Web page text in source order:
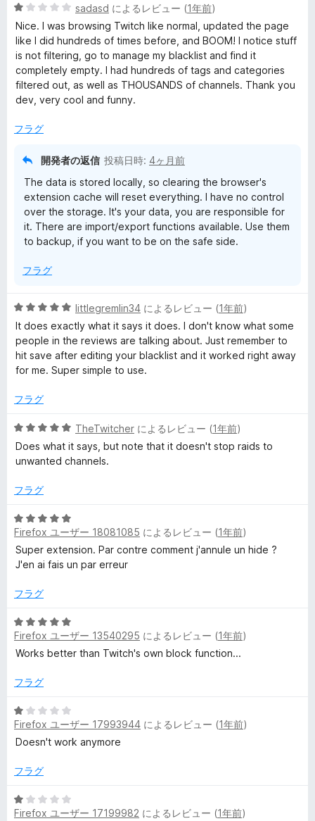
5
段
階
中
1
の
評
sadasd によるレビュー (1年前)
Nice. I was browsing Twitch like normal, updated the page
like I did hundreds of times before, and BOOM! I notice stuff
is not filtering, go to manage my blacklist and find it
completely empty. I had hundreds of tags and categories
filtered out, as well as THOUSANDS of channels. Thank you
dev, very cool and funny.
フラグ
開発者の返信 投稿日時: 4ヶ月前
The data is stored locally, so clearing the browser's
extension cache will reset everything. I have no control
over the storage. It's your data, you are responsible for
it. There are import/export functions available. Use them
to backup, if you want to be on the safe side.
フラグ
5
段
階
中
5
評
littlegremlin34 によるレビュー (1年前)
It does exactly what it says it does. I don't know what some
people in the reviews are talking about. Just remember to
hit save after editing your blacklist and it worked right away
for me. Super simple to use.
フラグ
5
段
階
5
評
価
TheTwitcher によるレビュー (1年前)
Does what it says, but note that it doesn't stop raids to
unwanted channels.
フラグ
5
段
階
中
の
価
Firefox ユーザー 18081085 によるレビュー (1年前)
Super extension. Par contre comment j'annule un hide ?
J'en ai fais un par erreur
フラグ
5
段
階
5
評
価
Firefox ユーザー 13540295 によるレビュー (1年前)
Works better than Twitch's own block function...
フラグ
5
段
階
1
評
価
Firefox ユーザー 17993944 によるレビュー (1年前)
Doesn't work anymore
フラグ
5
段
Firefox ユーザー 17199982 によるレビュー (1年前)